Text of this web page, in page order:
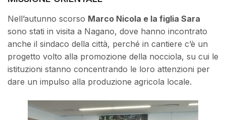
Nell’autunno scorso Marco Nicola e la figlia Sara
sono stati in visita a Nagano, dove hanno incontrato
anche il sindaco della città, perché in cantiere c’è un
progetto volto alla promozione della nocciola, su cui le
istituzioni stanno concentrando le loro attenzioni per
dare un impulso alla produzione agricola locale.